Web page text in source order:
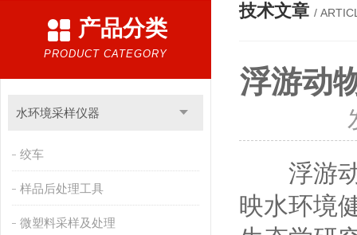
产品分类
PRODUCT CATEGORY
水环境采样仪器
绞车
样品后处理工具
微塑料采样及处理
技术文章 /
浮游动
浮游动
映水环境